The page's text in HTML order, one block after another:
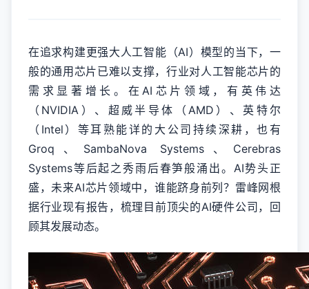
在追求构建更强大人工智能（AI）模型的当下，一
般的通用芯片已难以支撑，行业对人工智能芯片的
需求显著增长。在AI芯片领域，有英伟达
（NVIDIA）、超威半导体（AMD）、英特尔
（Intel）等耳熟能详的大公司持续深耕，也有
Groq、SambaNova Systems、Cerebras
Systems等后起之秀雨后春笋般涌出。AI势头正
盛，未来AI芯片领域中，谁能跻身前列？雷峰网根
据行业现有报告，梳理目前顶尖的AI硬件公司，回
顾其发展动态。